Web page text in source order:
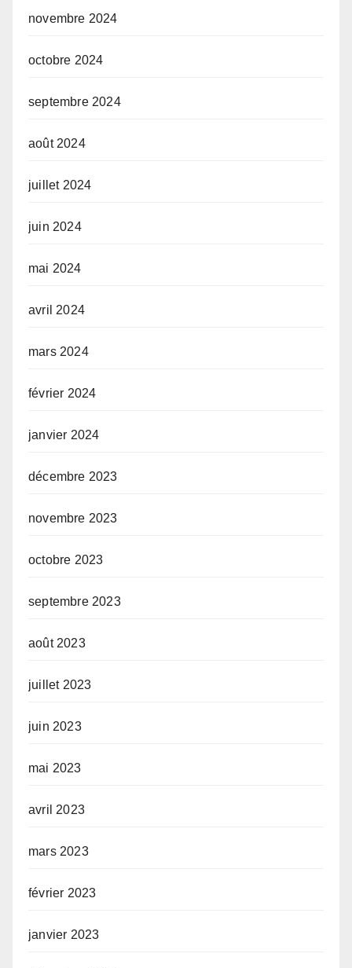
novembre 2024
octobre 2024
septembre 2024
août 2024
juillet 2024
juin 2024
mai 2024
avril 2024
mars 2024
février 2024
janvier 2024
décembre 2023
novembre 2023
octobre 2023
septembre 2023
août 2023
juillet 2023
juin 2023
mai 2023
avril 2023
mars 2023
février 2023
janvier 2023